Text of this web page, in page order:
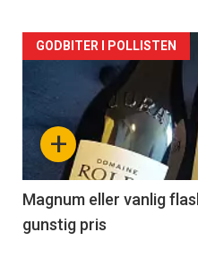
Forsiden
akkurat
nå
3
+
GODBITER I POLLISTEN
Magnum eller vanlig
gunstig pris